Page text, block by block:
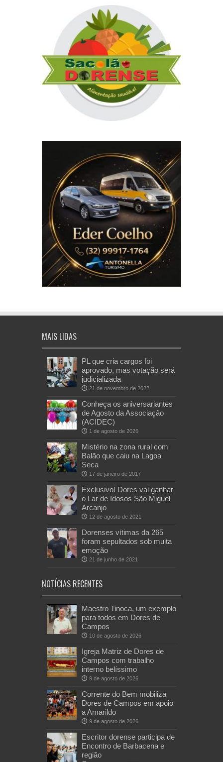
MAIS LIDAS
PL que cria cargos foi
aprovado, mas votação será
judicializada
21 de novembro de 2022
Conheça os aniversariantes
de Agosto da Associação
(ACIDEC)
1 de agosto de 2026
Mistério na zona rural com
Balão que caiu na Lagoa
Seca
17 de janeiro de 2017
Exclusivo! Dores vai ganhar
o Lar de Idosos São Miguel
Arcanjo
12 de agosto de 2021
Dorenses vítimas da 265
foram sepultados sob muita
emoção
21 de junho de 2021
NOTÍCIAS RECENTES
Maestro Tinoca, um exemplo
para todos em Dores de
Campos
10 de agosto de 2026
Igreja Matriz de Dores de
Campos com trabalho
interno belíssimo
9 de agosto de 2026
Corrente do Bem mobiliza
Dores de Campos em apoio
a Amarildo
9 de agosto de 2026
Escritor dorense participa de
Encontro de Barbacena e
região